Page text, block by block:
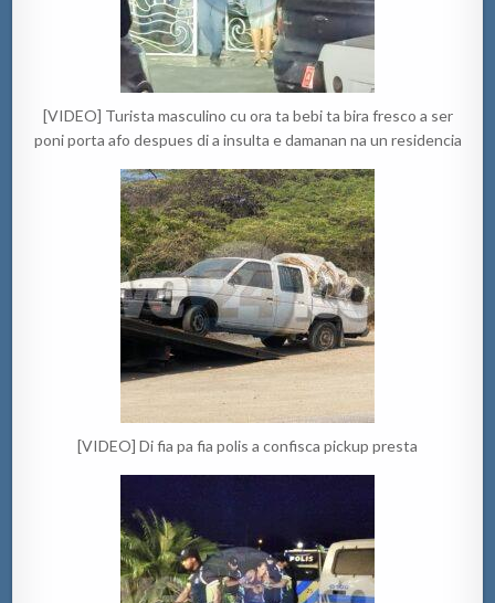
[VIDEO] Turista masculino cu ora ta bebi ta bira fresco a ser
poni porta afo despues di a insulta e damanan na un residencia
[VIDEO] Di fia pa fia polis a confisca pickup presta